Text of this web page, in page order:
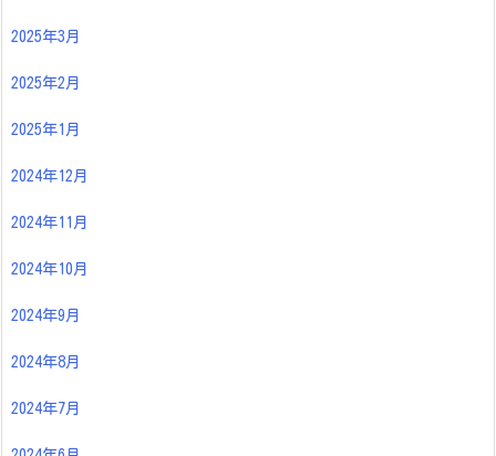
2025年3月
2025年2月
2025年1月
2024年12月
2024年11月
2024年10月
2024年9月
2024年8月
2024年7月